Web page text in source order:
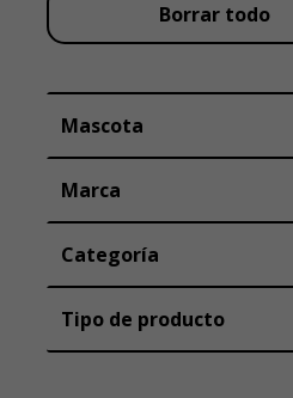
Borrar todo
Mascota
Marca
Categoría
Tipo de producto